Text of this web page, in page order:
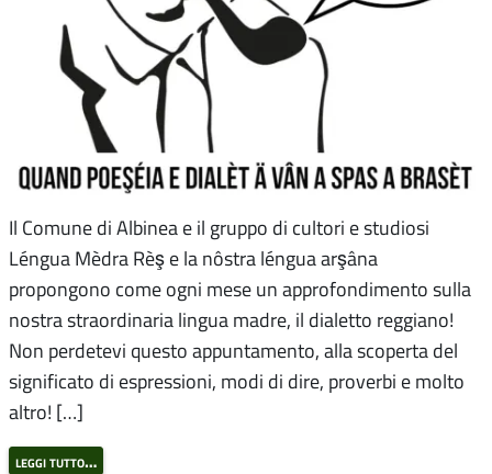
Il Comune di Albinea e il gruppo di cultori e studiosi
Léngua Mèdra Rèş e la nôstra léngua arşâna
propongono come ogni mese un approfondimento sulla
nostra straordinaria lingua madre, il dialetto reggiano!
Non perdetevi questo appuntamento, alla scoperta del
significato di espressioni, modi di dire, proverbi e molto
altro! […]
leggi tutto…